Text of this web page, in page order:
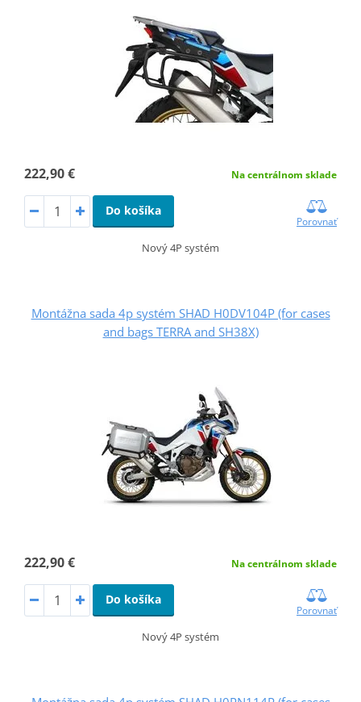
222,90 € Na centrálnom sklade
Do košíka
Porovnať
Nový 4P systém
Montážna sada 4p systém SHAD H0DV104P (for cases
and bags TERRA and SH38X)
222,90 € Na centrálnom sklade
Do košíka
Porovnať
Nový 4P systém